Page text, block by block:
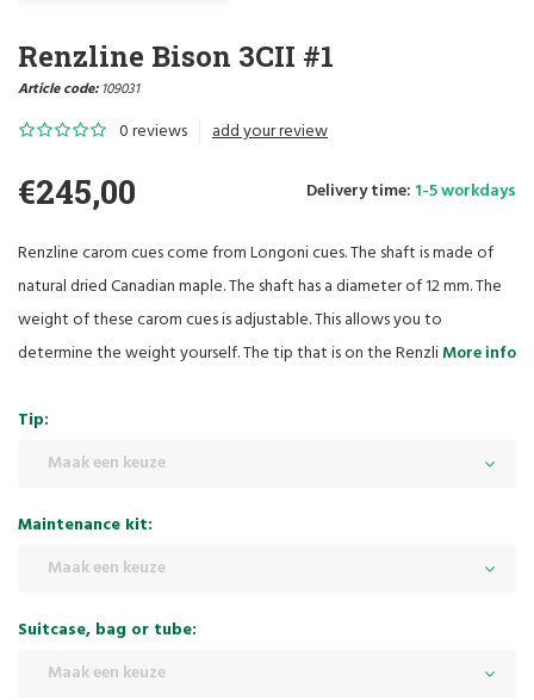
Renzline Bison 3CII #1
Article code:109031
0 reviews add your review
€245,00 Delivery time: 1-5 workdays
Renzline carom cues come from Longoni cues. The shaft is made of
natural dried Canadian maple. The shaft has a diameter of 12 mm. The
weight of these carom cues is adjustable. This allows you to
determine the weight yourself. The tip that is on the RenzliMore info
Tip:
Maak een keuze
Maintenance kit:
Maak een keuze
Suitcase, bag or tube:
Maak een keuze